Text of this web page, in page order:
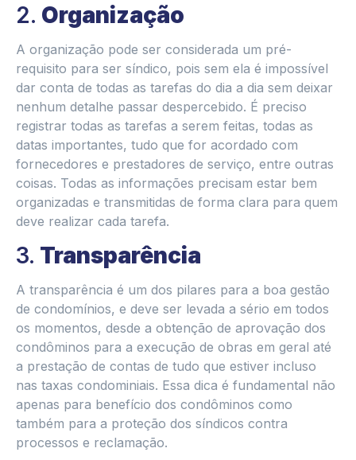
2. Organização
A organização pode ser considerada um pré-
requisito para ser síndico, pois sem ela é impossível
dar conta de todas as tarefas do dia a dia sem deixar
nenhum detalhe passar despercebido. É preciso
registrar todas as tarefas a serem feitas, todas as
datas importantes, tudo que for acordado com
fornecedores e prestadores de serviço, entre outras
coisas. Todas as informações precisam estar bem
organizadas e transmitidas de forma clara para quem
deve realizar cada tarefa.
3. Transparência
A transparência é um dos pilares para a boa gestão
de condomínios, e deve ser levada a sério em todos
os momentos, desde a obtenção de aprovação dos
condôminos para a execução de obras em geral até
a prestação de contas de tudo que estiver incluso
nas taxas condominiais. Essa dica é fundamental não
apenas para benefício dos condôminos como
também para a proteção dos síndicos contra
processos e reclamação.